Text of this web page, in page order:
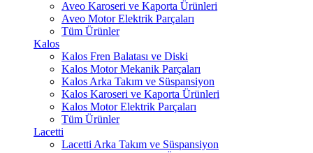
Aveo Karoseri ve Kaporta Ürünleri
Aveo Motor Elektrik Parçaları
Tüm Ürünler
Kalos
Kalos Fren Balatası ve Diski
Kalos Motor Mekanik Parçaları
Kalos Arka Takım ve Süspansiyon
Kalos Karoseri ve Kaporta Ürünleri
Kalos Motor Elektrik Parçaları
Tüm Ürünler
Lacetti
Lacetti Arka Takım ve Süspansiyon